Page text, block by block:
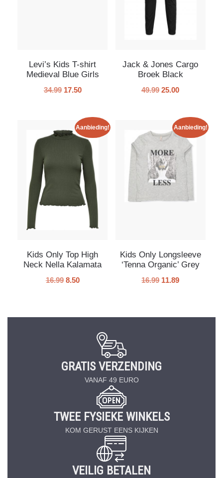
Levi’s Kids T-shirt
Medieval Blue Girls
34.99 17.50
Jack & Jones Cargo
Broek Black
49.99 25.00
Aanbieding!
Kids Only Top High
Neck Nella Kalamata
16.99 8.50
Aanbieding!
Kids Only Longsleeve
‘Tenna Organic’ Grey
16.99 11.89
GRATIS VERZENDING
VANAF 49 EURO
TWEE FYSIEKE WINKELS
KOM GERUST EENS KIJKEN
VEILIG BETALEN